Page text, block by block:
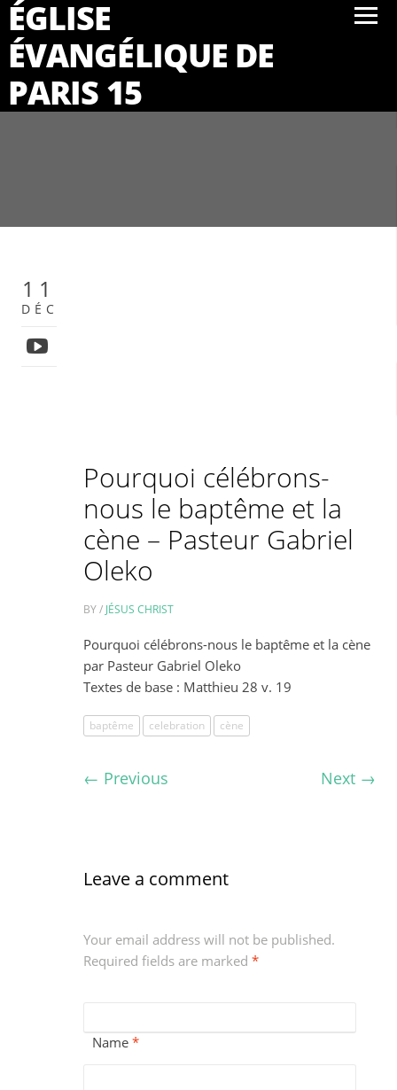
ÉGLISE
ÉVANGÉLIQUE DE
PARIS 15
11
DÉC
Pourquoi célébrons-
nous le baptême et la
cène – Pasteur Gabriel
Oleko
BY / JÉSUS CHRIST
Pourquoi célébrons-nous le baptême et la cène
par Pasteur Gabriel Oleko
Textes de base : Matthieu 28 v. 19
baptême celebration cène
← Previous Next→
Leave a comment
Your email address will not be published.
Required fields are marked*
Name*